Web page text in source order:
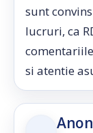
sunt
lucruri, ca
si atentie